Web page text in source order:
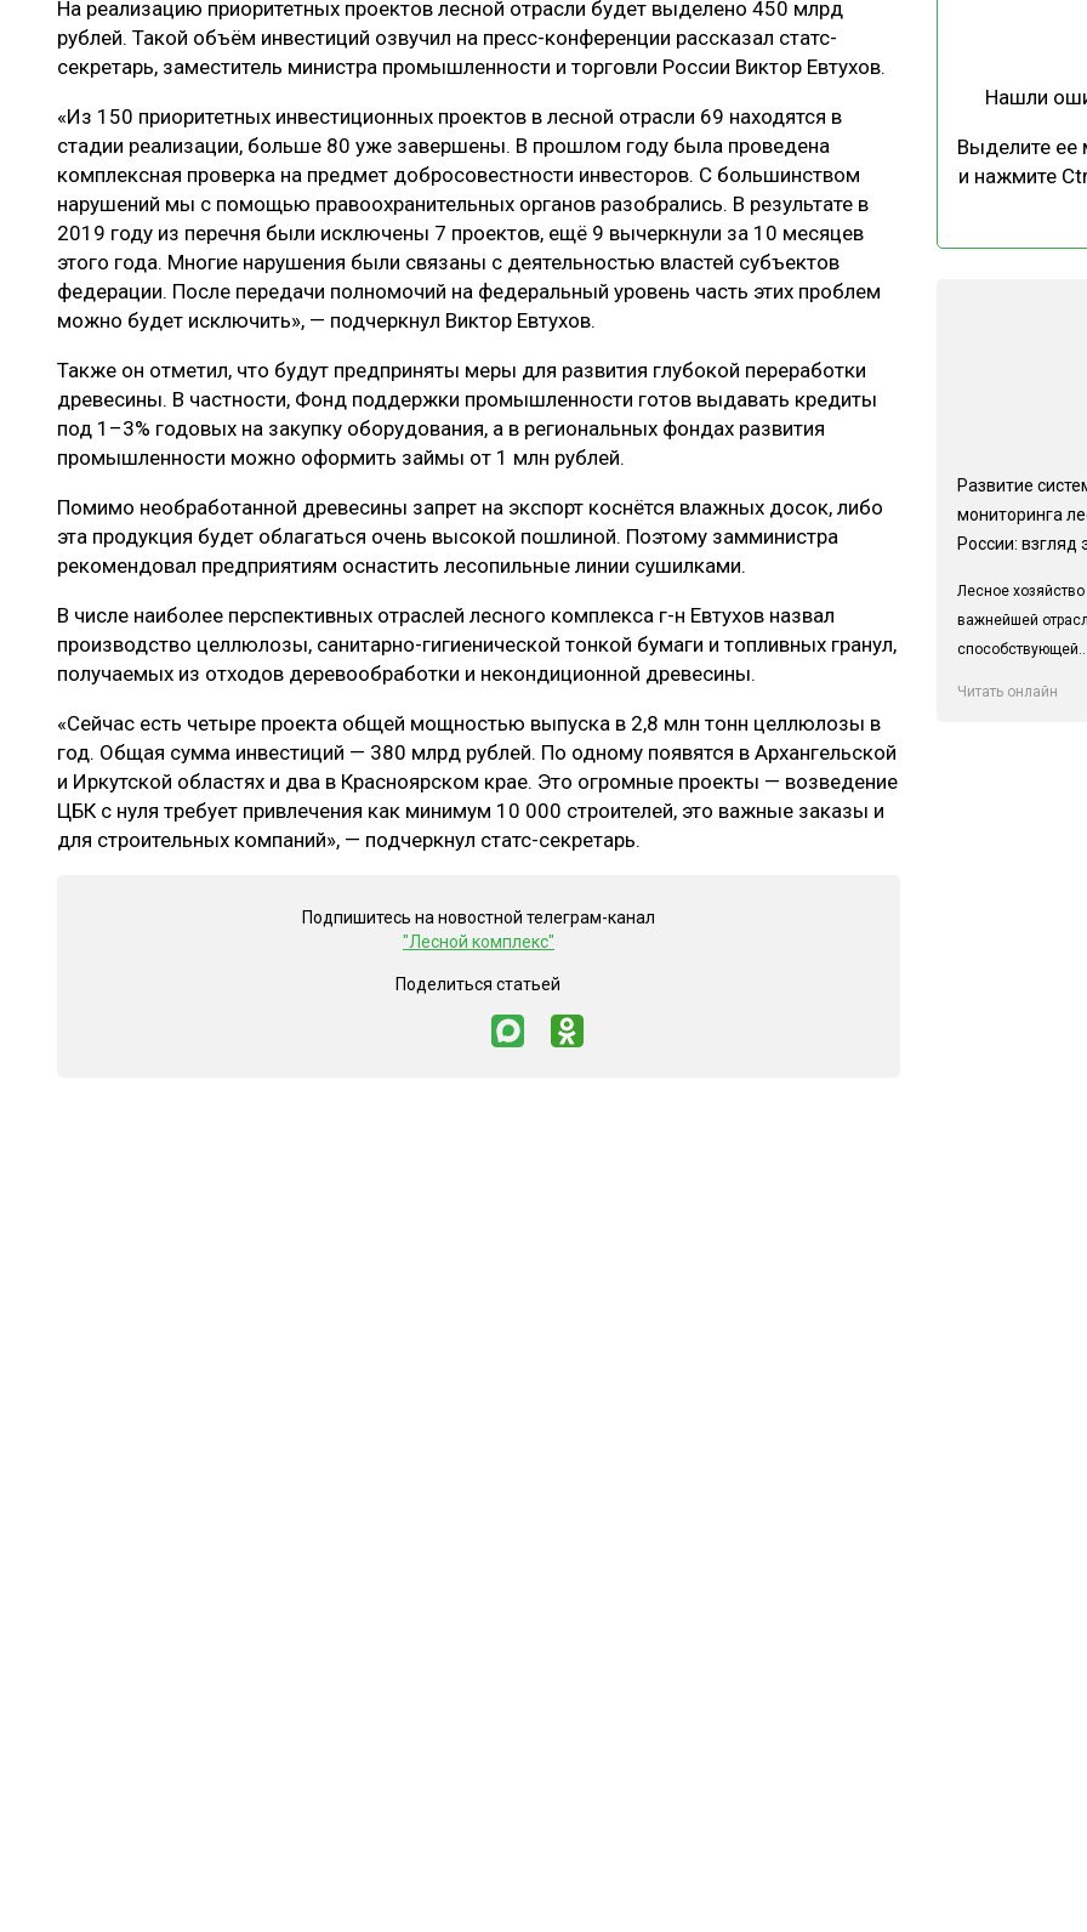
ЛЕСОВОССТАНОВЛЕНИЕ И ЗАЩИТА
ЦБП
СУШКА ДРЕВЕСИНЫ
МЕБЕЛЬНОЕ ПРОИЗВОДСТВО
РЫНОК
ТЕХНОЛОГИИ
ОТРАСЛЕВАЯ ДИСКУССИЯ
ЭКСПЕРТНОЕ МНЕНИЕ
КАЛЕНДАРЬ ВЫСТАВОК
На реализацию приоритетных проектов лесной отрасли будет выделено 450 млрд
рублей. Такой объём инвестиций озвучил на пресс-конференции рассказал статс-
секретарь, заместитель министра промышленности и торговли России Виктор Евтухов.
«Из 150 приоритетных инвестиционных проектов в лесной отрасли 69 находятся в
стадии реализации, больше 80 уже завершены. В прошлом году была проведена
комплексная проверка на предмет добросовестности инвесторов. С большинством
нарушений мы с помощью правоохранительных органов разобрались. В результате в
2019 году из перечня были исключены 7 проектов, ещё 9 вычеркнули за 10 месяцев
этого года. Многие нарушения были связаны с деятельностью властей субъектов
федерации. После передачи полномочий на федеральный уровень часть этих проблем
можно будет исключить», — подчеркнул Виктор Евтухов.
Также он отметил, что будут предприняты меры для развития глубокой переработки
древесины. В частности, Фонд поддержки промышленности готов выдавать кредиты
под 1–3% годовых на закупку оборудования, а в региональных фондах развития
промышленности можно оформить займы от 1 млн рублей.
Помимо необработанной древесины запрет на экспорт коснётся влажных досок, либо
эта продукция будет облагаться очень высокой пошлиной. Поэтому замминистра
рекомендовал предприятиям оснастить лесопильные линии сушилками.
В числе наиболее перспективных отраслей лесного комплекса г-н Евтухов назвал
производство целлюлозы, санитарно-гигиенической тонкой бумаги и топливных гранул,
получаемых из отходов деревообработки и некондиционной древесины.
«Сейчас есть четыре проекта общей мощностью выпуска в 2,8 млн тонн целлюлозы в
год. Общая сумма инвестиций — 380 млрд рублей. По одному появятся в Архангельской
и Иркутской областях и два в Красноярском крае. Это огромные проекты — возведение
ЦБК с нуля требует привлечения как минимум 10 000 строителей, это важные заказы и
для строительных компаний», — подчеркнул статс-секретарь.
Подпишитесь на новостной телеграм-канал
"Лесной комплекс"
Поделиться статьей
Нашли
Выделите
и нажмите
Развитие
мониторинга
России: взгляд
Лесное
важнейшей
способствующей...
Читать онлайн